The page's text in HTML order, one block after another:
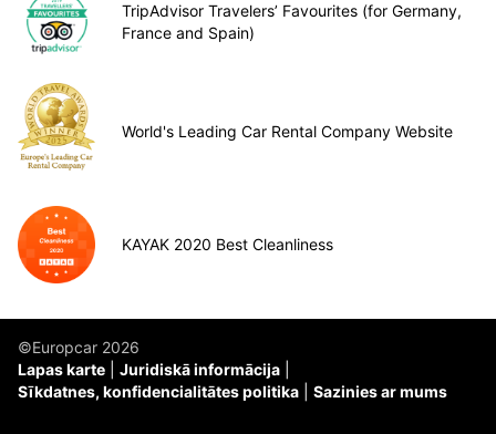
TripAdvisor Travelers’ Favourites (for Germany,
France and Spain)
World's Leading Car Rental Company Website
KAYAK 2020 Best Cleanliness
©Europcar 2026
Lapas karte
Juridiskā informācija
Sīkdatnes, konfidencialitātes politika
Sazinies ar mums